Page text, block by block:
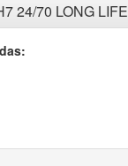
24/70 LONG LIFE